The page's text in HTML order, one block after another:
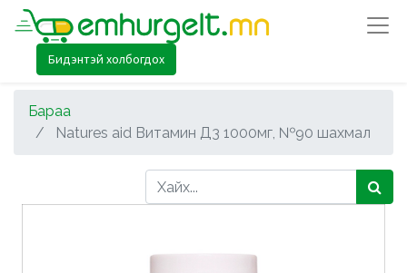
Бидэнтэй холбогдох
Бараа
Natures aid Витамин Д3 1000мг, №90 шахмал